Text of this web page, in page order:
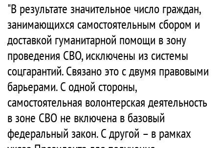
"В результате значительное число граждан,
занимающихся самостоятельным сбором и
доставкой гуманитарной помощи в зону
проведения СВО, исключены из системы
соцгарантий. Связано это с двумя правовыми
барьерами. С одной стороны,
самостоятельная волонтерская деятельность
в зоне СВО не включена в базовый
федеральный закон. С другой – в рамках